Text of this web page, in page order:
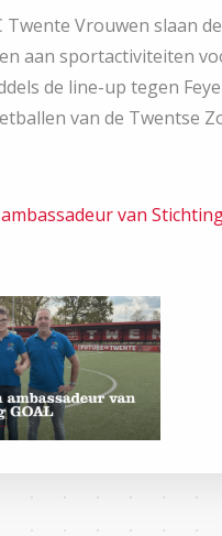
Twente Vrouwen slaan
aan sportactiviteiten
de line-up tegen
van de Twentse
van